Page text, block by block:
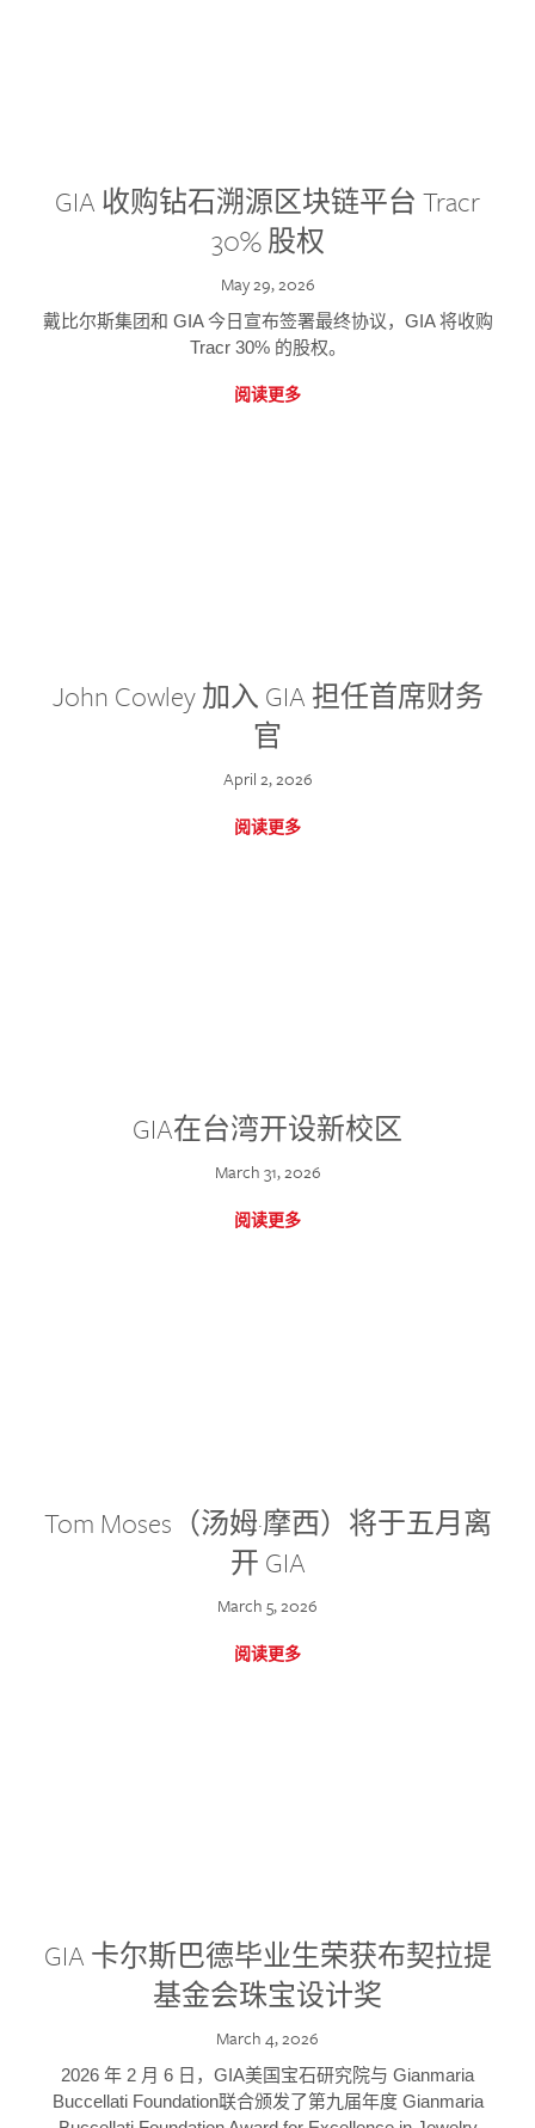
GIA 收购钻石溯源区块链平台 Tracr
30% 股权
May 29, 2026
戴比尔斯集团和 GIA 今日宣布签署最终协议，GIA 将收购
Tracr 30% 的股权。
阅读更多
John Cowley 加入 GIA 担任首席财务
官
April 2, 2026
阅读更多
GIA在台湾开设新校区
March 31, 2026
阅读更多
Tom Moses（汤姆·摩西）将于五月离
开 GIA
March 5, 2026
阅读更多
GIA 卡尔斯巴德毕业生荣获布契拉提
基金会珠宝设计奖
March 4, 2026
2026 年 2 月 6 日，GIA美国宝石研究院与 Gianmaria
Buccellati Foundation联合颁发了第九届年度 Gianmaria